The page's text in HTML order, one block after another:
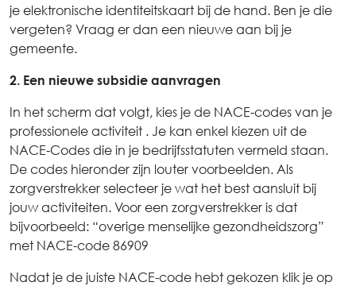
je elektronische identiteitskaart bij de hand. Ben je die
vergeten? Vraag er dan een nieuwe aan bij je
gemeente.
2. Een nieuwe subsidie aanvragen
In het scherm dat volgt, kies je de NACE-codes van je
professionele activiteit . Je kan enkel kiezen uit de
NACE-Codes die in je bedrijfsstatuten vermeld staan.
De codes hieronder zijn louter voorbeelden. Als
zorgverstrekker selecteer je wat het best aansluit bij
jouw activiteiten. Voor een zorgverstrekker is dat
bijvoorbeeld: “overige menselijke gezondheidszorg”
met NACE-code 86909
Nadat je de juiste NACE-code hebt gekozen klik je op